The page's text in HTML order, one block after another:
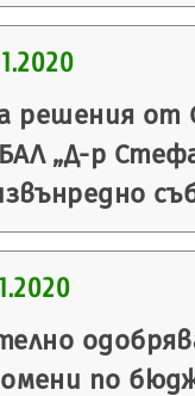
решения
„Д-р
по